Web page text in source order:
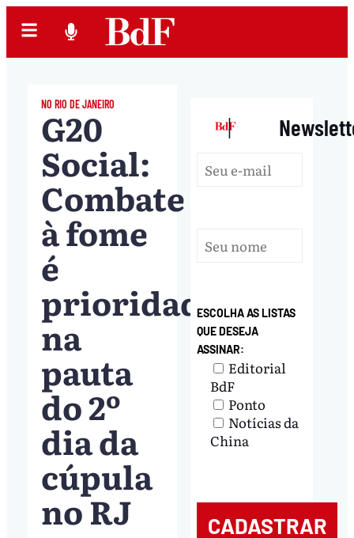
NO RIO DE JANEIRO
G20
Social:
Combate
à fome
é
prioridade
na
pauta
do 2º
dia da
cúpula
no RJ
|
ESCOLHA AS LISTAS
QUE DESEJA
ASSINAR:
Editorial
BdF
Ponto
Notícias da
China